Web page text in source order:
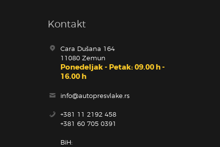
Kontakt
Cara Dušana 164
11080 Zemun
Ponedeljak - Petak: 09.00 h -
16.00 h
info@autopresvlake.rs
+381 11 2192 458
+381 60 705 0391
BiH: